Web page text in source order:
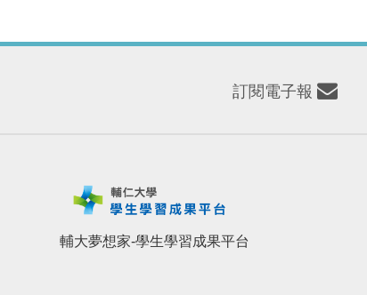
訂閱電子報
輔大夢想家-學生學習成果平台